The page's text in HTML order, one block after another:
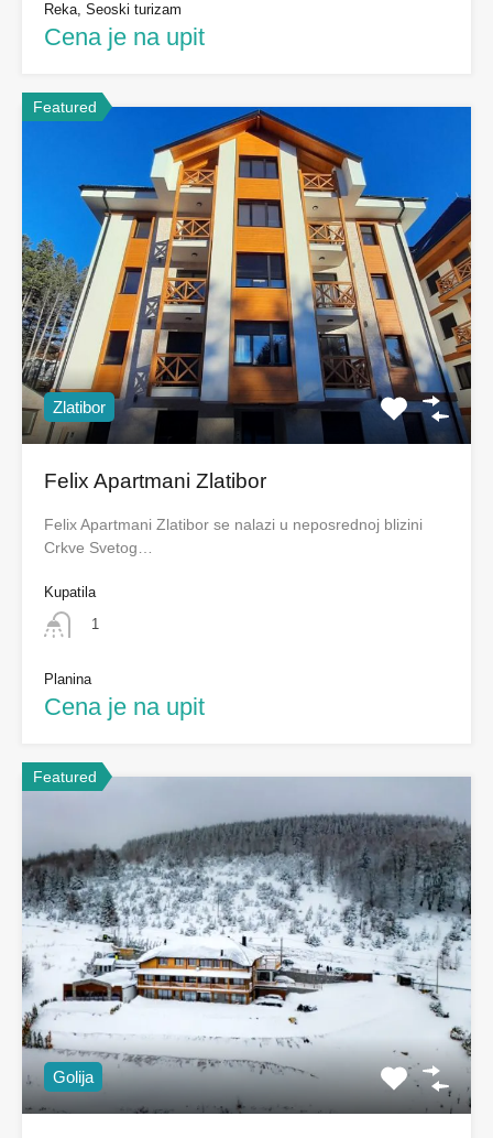
Reka, Seoski turizam
Cena je na upit
Featured
Zlatibor
Felix Apartmani Zlatibor
Felix Apartmani Zlatibor se nalazi u neposrednoj blizini
Crkve Svetog…
Kupatila
1
Planina
Cena je na upit
Featured
Golija